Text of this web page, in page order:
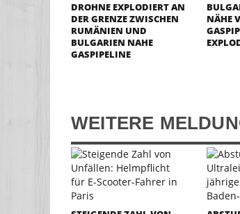
DROHNE EXPLODIERT AN
DER GRENZE ZWISCHEN
RUMÄNIEN UND
BULGARIEN NAHE
GASPIPELINE
NÄHE
WEITERE